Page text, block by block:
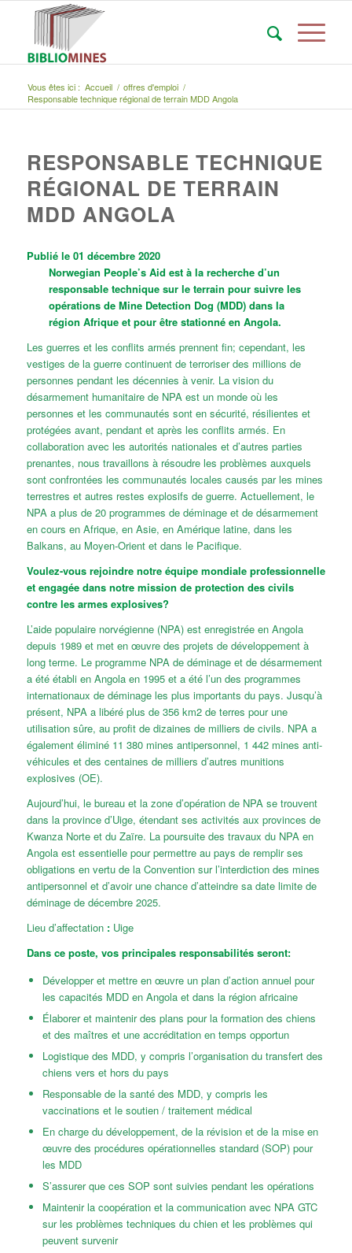
Vous êtes ici : Accueil / offres d'emploi /
Responsable technique régional de terrain MDD Angola
RESPONSABLE TECHNIQUE
RÉGIONAL DE TERRAIN
MDD ANGOLA
Publié le 01 décembre 2020
Norwegian People’s Aid est à la recherche d’un
responsable technique sur le terrain pour suivre les
opérations de Mine Detection Dog (MDD) dans la
région Afrique et pour être stationné en Angola.
Les guerres et les conflits armés prennent fin; cependant, les
vestiges de la guerre continuent de terroriser des millions de
personnes pendant les décennies à venir. La vision du
désarmement humanitaire de NPA est un monde où les
personnes et les communautés sont en sécurité, résilientes et
protégées avant, pendant et après les conflits armés. En
collaboration avec les autorités nationales et d’autres parties
prenantes, nous travaillons à résoudre les problèmes auxquels
sont confrontées les communautés locales causés par les mines
terrestres et autres restes explosifs de guerre. Actuellement, le
NPA a plus de 20 programmes de déminage et de désarmement
en cours en Afrique, en Asie, en Amérique latine, dans les
Balkans, au Moyen-Orient et dans le Pacifique.
Voulez-vous rejoindre notre équipe mondiale professionnelle
et engagée dans notre mission de protection des civils
contre les armes explosives?
L’aide populaire norvégienne (NPA) est enregistrée en Angola
depuis 1989 et met en œuvre des projets de développement à
long terme. Le programme NPA de déminage et de désarmement
a été établi en Angola en 1995 et a été l’un des programmes
internationaux de déminage les plus importants du pays. Jusqu’à
présent, NPA a libéré plus de 356 km2 de terres pour une
utilisation sûre, au profit de dizaines de milliers de civils. NPA a
également éliminé 11 380 mines antipersonnel, 1 442 mines anti-
véhicules et des centaines de milliers d’autres munitions
explosives (OE).
Aujourd’hui, le bureau et la zone d’opération de NPA se trouvent
dans la province d’Uige, étendant ses activités aux provinces de
Kwanza Norte et du Zaïre. La poursuite des travaux du NPA en
Angola est essentielle pour permettre au pays de remplir ses
obligations en vertu de la Convention sur l’interdiction des mines
antipersonnel et d’avoir une chance d’atteindre sa date limite de
déminage de décembre 2025.
Lieu d’affectation :Uige
Dans ce poste, vos principales responsabilités seront:
Développer et mettre en œuvre un plan d’action annuel pour
les capacités MDD en Angola et dans la région africaine
Élaborer et maintenir des plans pour la formation des chiens
et des maîtres et une accréditation en temps opportun
Logistique des MDD, y compris l’organisation du transfert des
chiens vers et hors du pays
Responsable de la santé des MDD, y compris les
vaccinations et le soutien / traitement médical
En charge du développement, de la révision et de la mise en
œuvre des procédures opérationnelles standard (SOP) pour
les MDD
S’assurer que ces SOP sont suivies pendant les opérations
Maintenir la coopération et la communication avec NPA GTC
sur les problèmes techniques du chien et les problèmes qui
peuvent survenir